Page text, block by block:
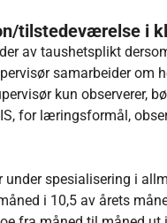
tilstedeværelse i
av taushetsplikt
samarbeider om
kun observerer,
for læringsformål,
spesialisering i
i 10,5 av årets